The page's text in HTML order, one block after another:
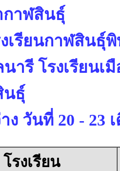
กาฬสินธุ์
เรียนกาฬสินธุ์พิ
ารี โรงเรียนเ
นธุ์
ง วันที่ 20 - 23
โรงเรียน